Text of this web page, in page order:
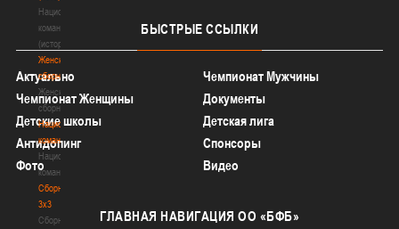
Национальная
команда
(история)
Женские
сборные
Женские
сборные
Национальная
команда
Национальная
команда
Сборные
3х3
Сборные
БЫСТРЫЕ ССЫЛКИ
Актуально
Чемпионат Мужчины
Чемпионат Женщины
Документы
Детские школы
Детская лига
Антидопинг
Спонсоры
Фото
Видео
ГЛАВНАЯ НАВИГАЦИЯ ОО «БФБ»